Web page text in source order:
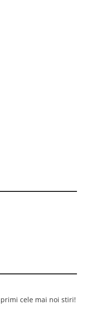
cele mai noi stiri!